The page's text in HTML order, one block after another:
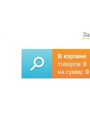
В корзине
товаров: 0
на сумму: 0